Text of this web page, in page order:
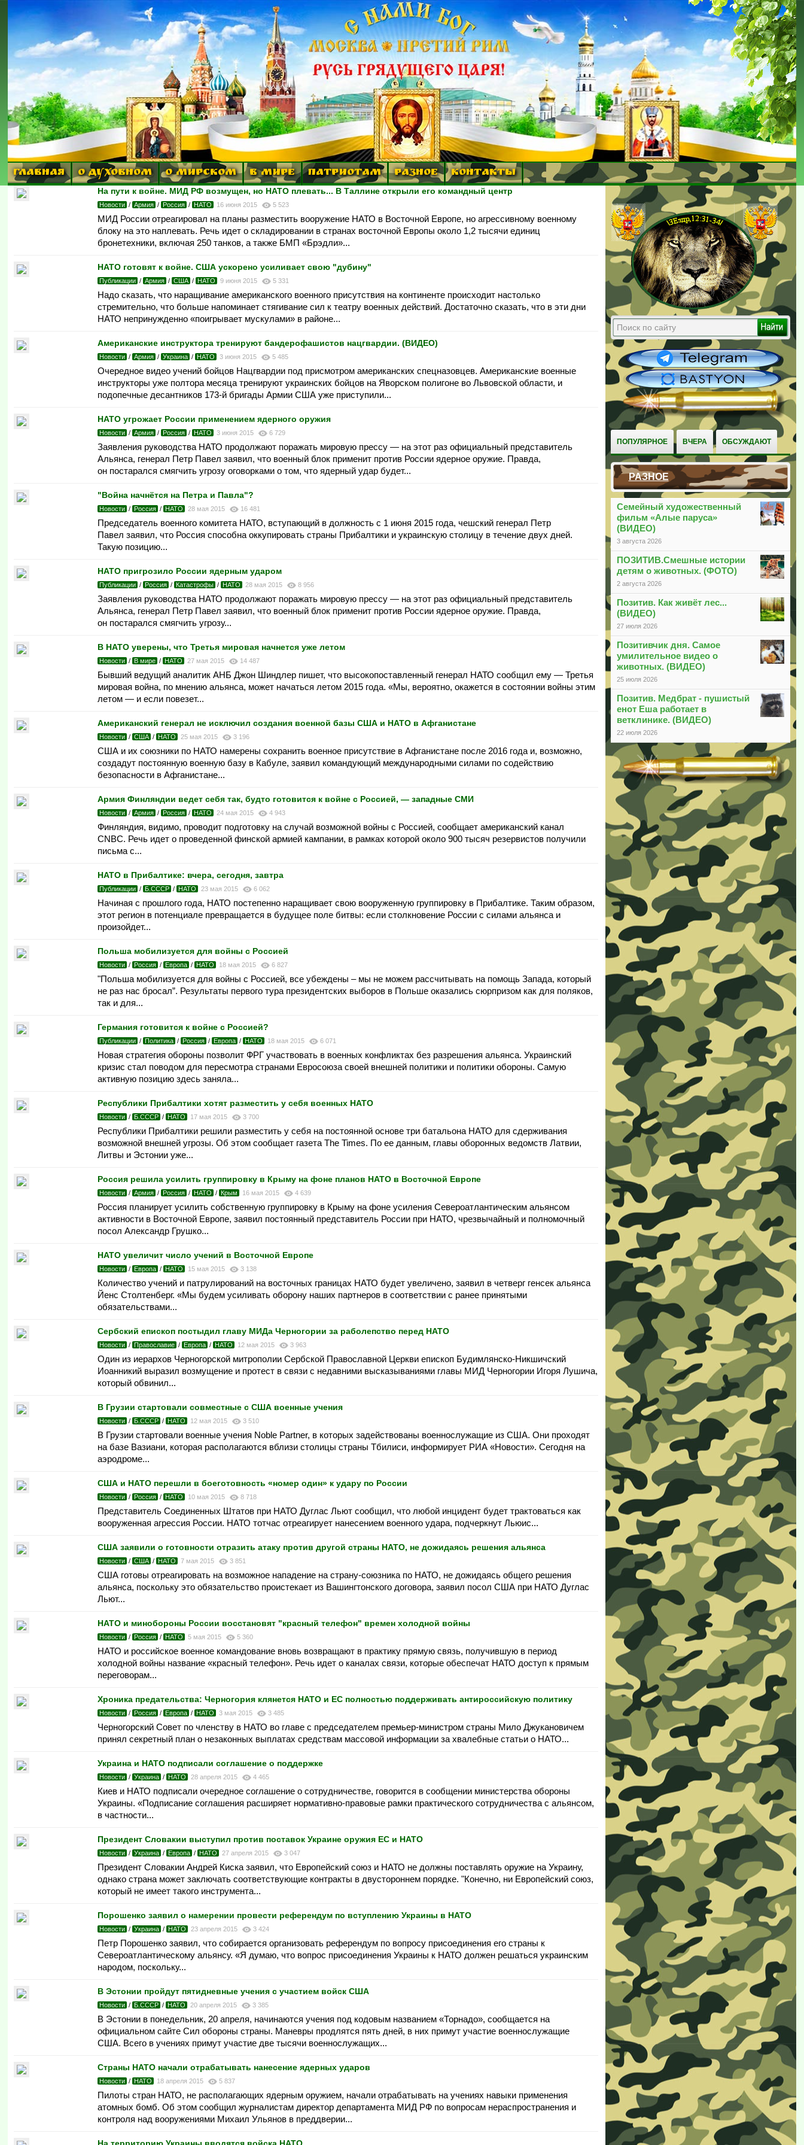
ГЛАВНАЯ О ДУХОВНОМ О МИРСКОМ В МИРЕ ПАТРИОТАМ РАЗНОЕ КОНТАКТЫ
ПОПУЛЯРНОЕ ВЧЕРА ОБСУЖДАЮТ
РАЗНОЕ
Семейный художественный
фильм «Алые паруса»
(ВИДЕО)
3 августа 2026
ПОЗИТИВ.Смешные истории
детям о животных. (ФОТО)
2 августа 2026
Позитив. Как живёт лес...
(ВИДЕО)
27 июля 2026
Позитивчик дня. Самое
умилительное видео о
животных. (ВИДЕО)
25 июля 2026
Позитив. Медбрат - пушистый
енот Еша работает в
ветклинике. (ВИДЕО)
22 июля 2026
На пути к войне. МИД РФ возмущен, но НАТО плевать... В Таллине открыли его командный центр
Новости / Армия / Россия / НАТО 16 июня 2015 5 523
МИД России отреагировал на планы разместить вооружение НАТО в Восточной Европе, но агрессивному военному
блоку на это наплевать. Речь идет о складировании в странах восточной Европы около 1,2 тысячи единиц
бронетехники, включая 250 танков, а также БМП «Брэдли»...
НАТО готовят к войне. США ускорено усиливает свою "дубину"
Публикации / Армия / США / НАТО 9 июня 2015 5 331
Надо сказать, что наращивание американского военного присутствия на континенте происходит настолько
стремительно, что больше напоминает стягивание сил к театру военных действий. Достаточно сказать, что в эти дни
НАТО непринужденно «поигрывает мускулами» в районе...
Американские инструктора тренируют бандерофашистов нацгвардии. (ВИДЕО)
Новости / Армия / Украина / НАТО 3 июня 2015 5 485
Очередное видео учений бойцов Нацгвардии под присмотром американских спецназовцев. Американские военные
инструкторы уже полтора месяца тренируют украинских бойцов на Яворском полигоне во Львовской области, и
подопечные десантников 173-й бригады Армии США уже приступили...
НАТО угрожает России применением ядерного оружия
Новости / Армия / Россия / НАТО 3 июня 2015 6 729
Заявления руководства НАТО продолжают поражать мировую прессу — на этот раз официальный представитель
Альянса, генерал Петр Павел заявил, что военный блок применит против России ядерное оружие. Правда,
он постарался смягчить угрозу оговорками о том, что ядерный удар будет...
"Война начнётся на Петра и Павла"?
Новости / Россия / НАТО 28 мая 2015 16 481
Председатель военного комитета НАТО, вступающий в должность с 1 июня 2015 года, чешский генерал Петр
Павел заявил, что Россия способна оккупировать страны Прибалтики и украинскую столицу в течение двух дней.
Такую позицию...
НАТО пригрозило России ядерным ударом
Публикации / Россия / Катастрофы / НАТО 28 мая 2015 8 956
Заявления руководства НАТО продолжают поражать мировую прессу — на этот раз официальный представитель
Альянса, генерал Петр Павел заявил, что военный блок применит против России ядерное оружие. Правда,
он постарался смягчить угрозу...
В НАТО уверены, что Третья мировая начнется уже летом
Новости / В мире / НАТО 27 мая 2015 14 487
Бывший ведущий аналитик АНБ Джон Шиндлер пишет, что высокопоставленный генерал НАТО сообщил ему — Третья
мировая война, по мнению альянса, может начаться летом 2015 года. «Мы, вероятно, окажется в состоянии войны этим
летом — и если повезет...
Американский генерал не исключил создания военной базы США и НАТО в Афганистане
Новости / США / НАТО 25 мая 2015 3 196
США и их союзники по НАТО намерены сохранить военное присутствие в Афганистане после 2016 года и, возможно,
создадут постоянную военную базу в Кабуле, заявил командующий международными силами по содействию
безопасности в Афганистане...
Армия Финляндии ведет себя так, будто готовится к войне с Россией, — западные СМИ
Новости / Армия / Россия / НАТО 24 мая 2015 4 943
Финляндия, видимо, проводит подготовку на случай возможной войны с Россией, сообщает американский канал
CNBC. Речь идет о проведенной финской армией кампании, в рамках которой около 900 тысяч резервистов получили
письма с...
НАТО в Прибалтике: вчера, сегодня, завтра
Публикации / Б.СССР / НАТО 23 мая 2015 6 062
Начиная с прошлого года, НАТО постепенно наращивает свою вооруженную группировку в Прибалтике. Таким образом,
этот регион в потенциале превращается в будущее поле битвы: если столкновение России с силами альянса и
произойдет...
Польша мобилизуется для войны с Россией
Новости / Россия / Европа / НАТО 18 мая 2015 6 827
"Польша мобилизуется для войны с Россией, все убеждены – мы не можем рассчитывать на помощь Запада, который
не раз нас бросал”. Результаты первого тура президентских выборов в Польше оказались сюрпризом как для поляков,
так и для...
Германия готовится к войне с Россией?
Публикации / Политика / Россия / Европа / НАТО 18 мая 2015 6 071
Новая стратегия обороны позволит ФРГ участвовать в военных конфликтах без разрешения альянса. Украинский
кризис стал поводом для пересмотра странами Евросоюза своей внешней политики и политики обороны. Самую
активную позицию здесь заняла...
Республики Прибалтики хотят разместить у себя военных НАТО
Новости / Б.СССР / НАТО 17 мая 2015 3 700
Республики Прибалтики решили разместить у себя на постоянной основе три батальона НАТО для сдерживания
возможной внешней угрозы. Об этом сообщает газета The Times. По ее данным, главы оборонных ведомств Латвии,
Литвы и Эстонии уже...
Россия решила усилить группировку в Крыму на фоне планов НАТО в Восточной Европе
Новости / Армия / Россия / НАТО / Крым 16 мая 2015 4 639
Россия планирует усилить собственную группировку в Крыму на фоне усиления Североатлантическим альянсом
активности в Восточной Европе, заявил постоянный представитель России при НАТО, чрезвычайный и полномочный
посол Александр Грушко...
НАТО увеличит число учений в Восточной Европе
Новости / Европа / НАТО 15 мая 2015 3 138
Количество учений и патрулирований на восточных границах НАТО будет увеличено, заявил в четверг генсек альянса
Йенс Столтенберг. «Мы будем усиливать оборону наших партнеров в соответствии с ранее принятыми
обязательствами...
Сербский епископ постыдил главу МИДа Черногории за раболепство перед НАТО
Новости / Православие / Европа / НАТО 12 мая 2015 3 963
Один из иерархов Черногорской митрополии Сербской Православной Церкви епископ Будимлянско-Никшичский
Иоанникий выразил возмущение и протест в связи с недавними высказываниями главы МИД Черногории Игоря Лушича,
который обвинил...
В Грузии стартовали совместные с США военные учения
Новости / Б.СССР / НАТО 12 мая 2015 3 510
В Грузии стартовали военные учения Noble Partner, в которых задействованы военнослужащие из США. Они проходят
на базе Вазиани, которая располагаются вблизи столицы страны Тбилиси, информирует РИА «Новости». Сегодня на
аэродроме...
США и НАТО перешли в боеготовность «номер один» к удару по России
Новости / Россия / НАТО 10 мая 2015 8 718
Представитель Соединенных Штатов при НАТО Дуглас Льют сообщил, что любой инцидент будет трактоваться как
вооруженная агрессия России. НАТО тотчас отреагирует нанесением военного удара, подчеркнут Льюис...
США заявили о готовности отразить атаку против другой страны НАТО, не дожидаясь решения альянса
Новости / США / НАТО 7 мая 2015 3 851
США готовы отреагировать на возможное нападение на страну-союзника по НАТО, не дожидаясь общего решения
альянса, поскольку это обязательство проистекает из Вашингтонского договора, заявил посол США при НАТО Дуглас
Льют...
НАТО и минобороны России восстановят "красный телефон" времен холодной войны
Новости / Россия / НАТО 5 мая 2015 5 360
НАТО и российское военное командование вновь возвращают в практику прямую связь, получившую в период
холодной войны название «красный телефон». Речь идет о каналах связи, которые обеспечат НАТО доступ к прямым
переговорам...
Хроника предательства: Черногория клянется НАТО и ЕС полностью поддерживать антироссийскую политику
Новости / Россия / Европа / НАТО 3 мая 2015 3 485
Черногорский Совет по членству в НАТО во главе с председателем премьер-министром страны Мило Джукановичем
принял секретный план о незаконных выплатах средствам массовой информации за хвалебные статьи о НАТО...
Украина и НАТО подписали соглашение о поддержке
Новости / Украина / НАТО 28 апреля 2015 4 465
Киев и НАТО подписали очередное соглашение о сотрудничестве, говорится в сообщении министерства обороны
Украины. «Подписание соглашения расширяет нормативно-правовые рамки практического сотрудничества с альянсом,
в частности...
Президент Словакии выступил против поставок Украине оружия ЕС и НАТО
Новости / Украина / Европа / НАТО 27 апреля 2015 3 047
Президент Словакии Андрей Киска заявил, что Европейский союз и НАТО не должны поставлять оружие на Украину,
однако страна может заключать соответствующие контракты в двустороннем порядке. "Конечно, ни Европейский союз,
который не имеет такого инструмента...
Порошенко заявил о намерении провести референдум по вступлению Украины в НАТО
Новости / Украина / НАТО 23 апреля 2015 3 424
Петр Порошенко заявил, что собирается организовать референдум по вопросу присоединения его страны к
Североатлантическому альянсу. «Я думаю, что вопрос присоединения Украины к НАТО должен решаться украинским
народом, поскольку...
В Эстонии пройдут пятидневные учения с участием войск США
Новости / Б.СССР / НАТО 20 апреля 2015 3 385
В Эстонии в понедельник, 20 апреля, начинаются учения под кодовым названием «Торнадо», сообщается на
официальном сайте Сил обороны страны. Маневры продлятся пять дней, в них примут участие военнослужащие
США. Всего в учениях примут участие две тысячи военнослужащих...
Страны НАТО начали отрабатывать нанесение ядерных ударов
Новости / НАТО 18 апреля 2015 5 837
Пилоты стран НАТО, не располагающих ядерным оружием, начали отрабатывать на учениях навыки применения
атомных бомб. Об этом сообщил журналистам директор департамента МИД РФ по вопросам нераспространения и
контроля над вооружениями Михаил Ульянов в преддверии...